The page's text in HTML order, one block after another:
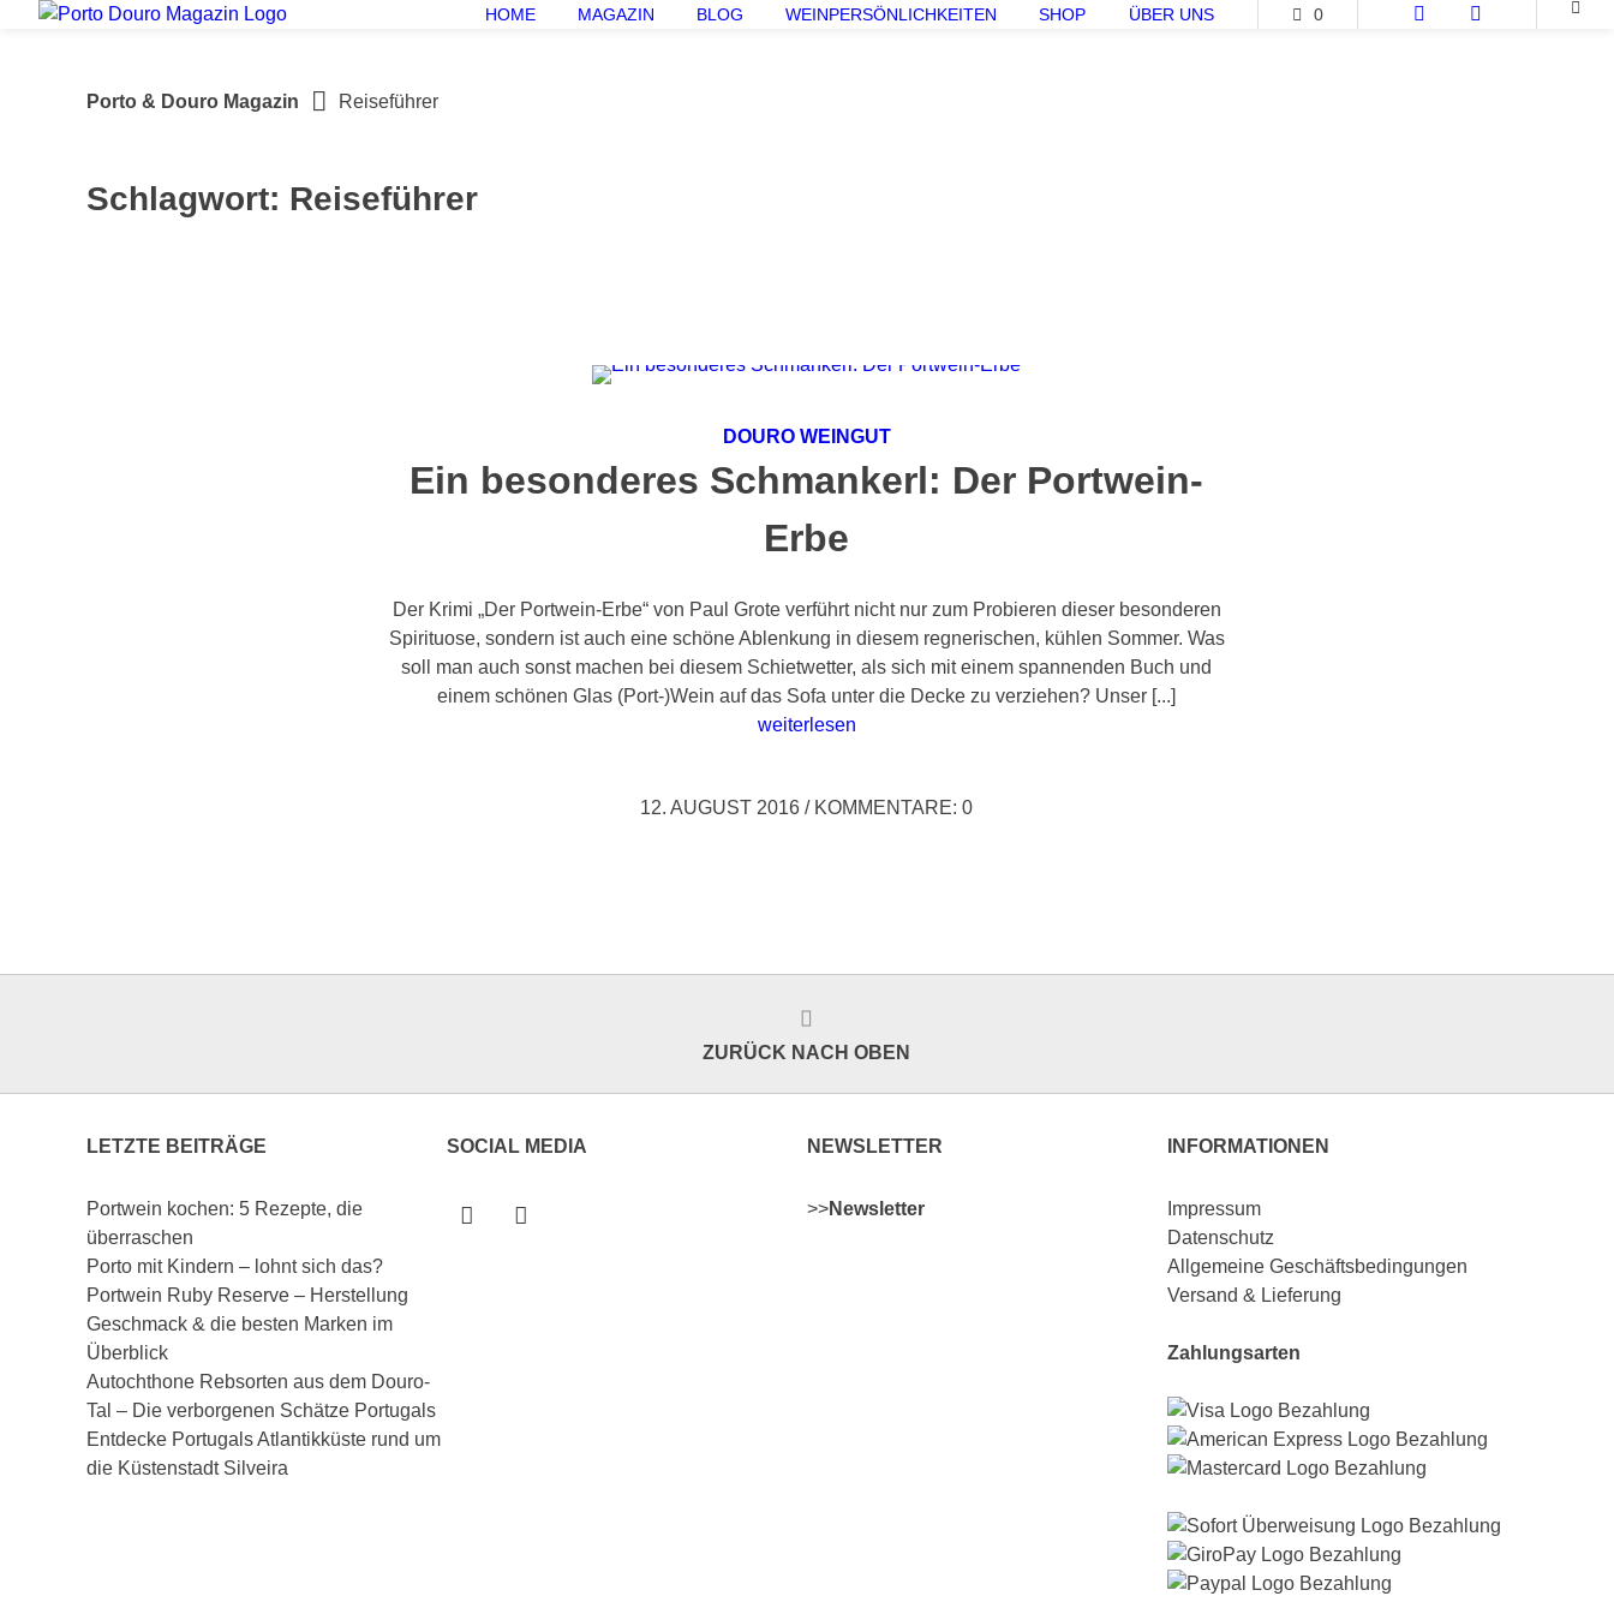
Springe
HOME MAGAZIN BLOG WEINPERSÖNLICHKEITEN SHOP ÜBER UNS 0
Porto & Douro Magazin Reiseführer
Schlagwort: Reiseführer
DOURO WEINGUT
Ein besonderes Schmankerl: Der Portwein-
Erbe
Der Krimi „Der Portwein-Erbe“ von Paul Grote verführt nicht nur zum Probieren dieser besonderen
Spirituose, sondern ist auch eine schöne Ablenkung in diesem regnerischen, kühlen Sommer. Was
soll man auch sonst machen bei diesem Schietwetter, als sich mit einem spannenden Buch und
einem schönen Glas (Port-)Wein auf das Sofa unter die Decke zu verziehen? Unser [...]
weiterlesen
12. AUGUST 2016 /KOMMENTARE: 0
ZURÜCK NACH OBEN
LETZTE BEITRÄGE
Portwein kochen: 5 Rezepte, die
überraschen
Porto mit Kindern – lohnt sich das?
Portwein Ruby Reserve – Herstellung
Geschmack & die besten Marken im
Überblick
Autochthone Rebsorten aus dem Douro-
Tal – Die verborgenen Schätze Portugals
Entdecke Portugals Atlantikküste rund um
die Küstenstadt Silveira
SOCIAL MEDIA NEWSLETTER
>>Newsletter
INFORMATIONEN
Impressum
Datenschutz
Allgemeine Geschäftsbedingungen
Versand & Lieferung
Zahlungsarten